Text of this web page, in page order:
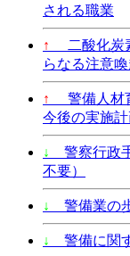
される職業
↑
二酸化炭
らなる注意
↑
警備人材
今後の実施
↓
警察行政
不要）
↓ 警備業の
↓ 警備に関